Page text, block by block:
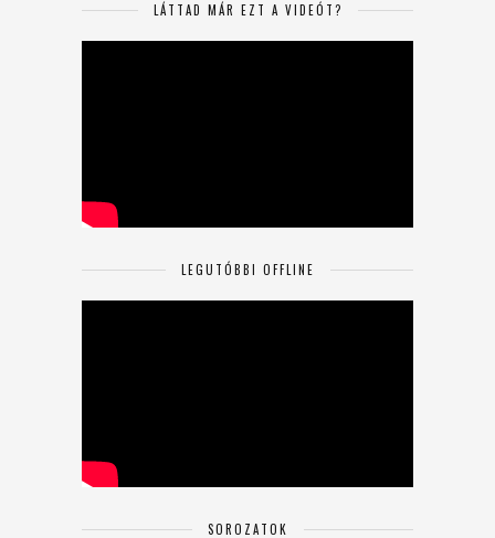
LÁTTAD MÁR EZT A VIDEÓT?
LEGUTÓBBI OFFLINE
SOROZATOK